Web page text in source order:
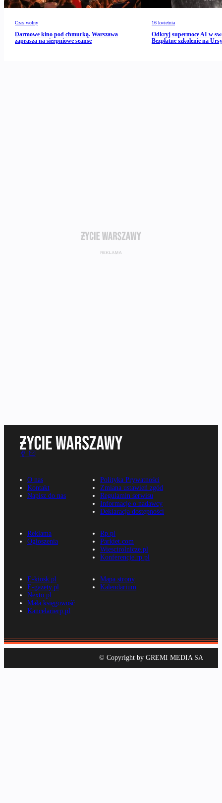
Czas wolny
Darmowe kino pod chmurką. Warszawa
zaprasza na sierpniowe seanse
16 kwietnia
Odkryj supermoce AI w
Bezpłatne szkolenie na
O nas
Kontakt
Napisz do nas
Polityka Prywatności
Zmiana ustawień zgód
Regulamin serwisu
Informacje o nadawcy
Deklaracja dostępności
Reklama
Ogłoszenia
Rp.pl
Parkiet.com
Wiescirolnicze.pl
Konferencje.rp.pl
E-kiosk.pl
E-gazety.pl
Nexto.pl
Mała księgowość
Kancelarierp.pl
Mapa strony
Kalendarium
© Copyright by GREMI MEDIA SA